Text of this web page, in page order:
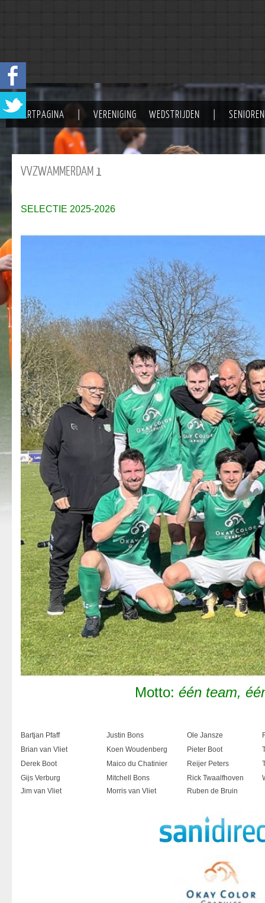
STARTPAGINA VERENIGING WEDSTRIJDEN SENIOREN
VVZWAMMERDAM1
SELECTIE 2025-2026
Motto: één team,
Bartjan Pfaff Justin Bons Ole Jansze
Brian van Vliet
Koen Woudenberg Pieter Boot
Derek Boot
Maico du Chatinier Reijer Peters
Gijs Verburg
Mitchell Bons Rick Twaalfhoven
Jim van Vliet
Morris van Vliet Ruben de Bruin